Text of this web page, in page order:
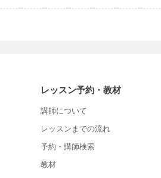
レッスン予約・教材
講師について
レッスンまでの流れ
予約・講師検索
教材